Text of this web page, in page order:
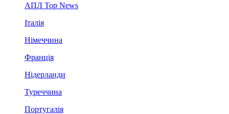
АПЛ Top News
Італія
Німеччина
Франція
Нідерланди
Туреччина
Португалія